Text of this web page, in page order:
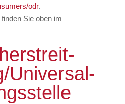
odr.
Sie oben im
Universal­